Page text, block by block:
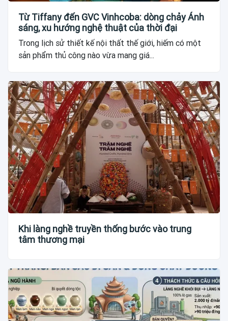
Từ Tiffany đến GVC Vinhcoba: dòng chảy Ánh
sáng, xu hướng nghệ thuật của thời đại
Trong lịch sử thiết kế nội thất thế giới, hiếm có một
sản phẩm thủ công nào vừa mang giá...
Khi làng nghề truyền thống bước vào trung
tâm thương mại